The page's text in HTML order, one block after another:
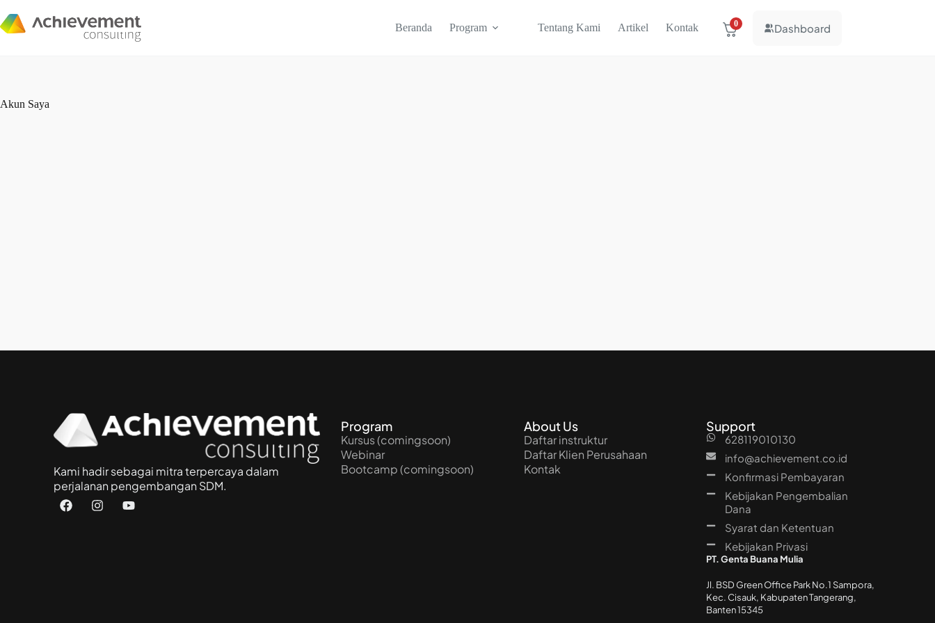
Beranda Program Tentang Kami Artikel Kontak 0 Dashboard
Akun Saya
Kami hadir sebagai mitra terpercaya dalam
perjalanan pengembangan SDM.
Program
Kursus (comingsoon)
Webinar
Bootcamp (comingsoon)
About Us
Daftar instruktur
Daftar Klien Perusahaan
Kontak
Support
628119010130
info@achievement.co.id
Konfirmasi Pembayaran
Kebijakan Pengembalian
Dana
Syarat dan Ketentuan
Kebijakan Privasi
PT. Genta Buana Mulia
Jl. BSD Green Office Park No.1 Sampora,
Kec. Cisauk, Kabupaten Tangerang,
Banten 15345